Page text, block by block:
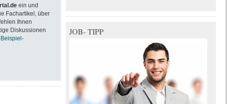
ein und
Fachartikel, über
Ihnen
Diskussionen
Beispiel-
JOB- TIPP